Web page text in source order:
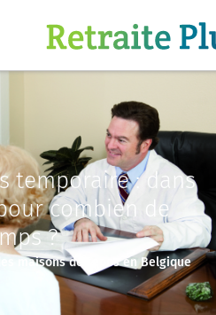
temporaire : dans
combien de
?
maisons de repos en Belgique